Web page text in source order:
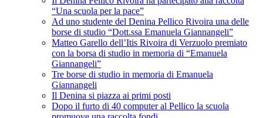
“Una scuola per la pace”
Ad uno studente del Denina Pellico Rivoira una delle
borse di studio “Dott.ssa Emanuela Giannangeli”
Matteo Garello dell’Itis Rivoira di Verzuolo premiato
con la borsa di studio in memoria di “Emanuela
Giannangeli”
Tre borse di studio in memoria di Emanuela
Giannangeli
Il Denina si piazza ai primi posti
Dopo il furto di 40 computer al Pellico la scuola